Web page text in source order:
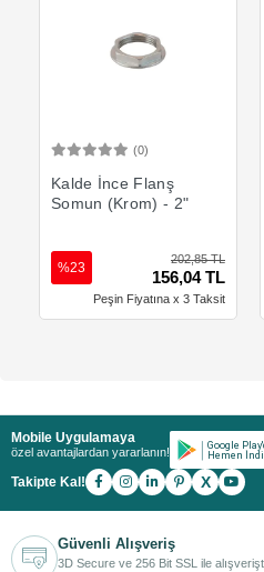
(0)
Kalde İnce Flanş
Somun (Krom) - 2"
202,85 TL
156,04 TL
%23
Peşin Fiyatına x 3 Taksit
Mobile Uygulamaya
özel avantajlardan yararlanın!
Takipte Kal! X
Güvenli Alışveriş
3D Secure ve 256 Bit SSL ile